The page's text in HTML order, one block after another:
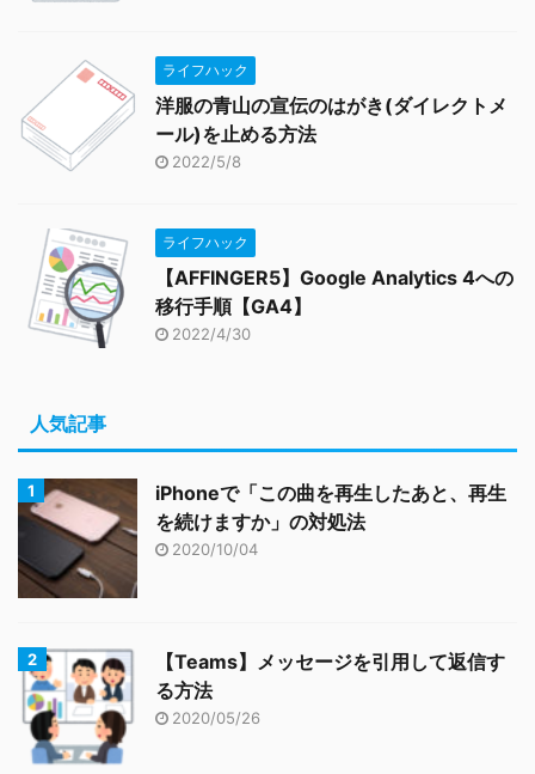
ライフハック
洋服の青山の宣伝のはがき(ダイレクトメ
ール)を止める方法
2022/5/8
ライフハック
【AFFINGER5】Google Analytics 4への
移行手順【GA4】
2022/4/30
人気記事
iPhoneで「この曲を再生したあと、再生
を続けますか」の対処法
2020/10/04
【Teams】メッセージを引用して返信す
る方法
2020/05/26